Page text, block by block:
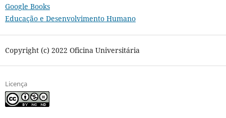
Google Books
Educação e Desenvolvimento Humano
Copyright (c) 2022 Oficina Universitária
Licença